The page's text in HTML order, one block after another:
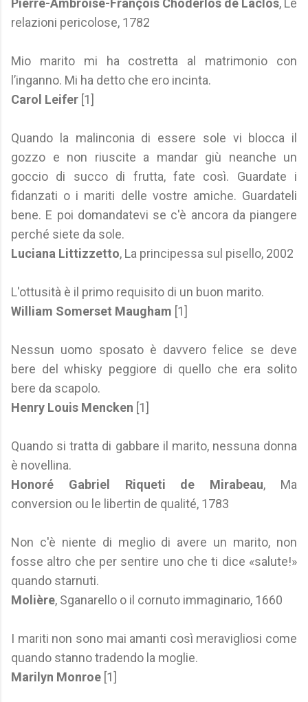
Pierre-Ambroise-François Choderlos de Laclos, Le
relazioni pericolose, 1782
Mio marito mi ha costretta al matrimonio con
l’inganno. Mi ha detto che ero incinta.
Carol Leifer [1]
Quando la malinconia di essere sole vi blocca il
gozzo e non riuscite a mandar giù neanche un
goccio di succo di frutta, fate così. Guardate i
fidanzati o i mariti delle vostre amiche. Guardateli
bene. E poi domandatevi se c'è ancora da piangere
perché siete da sole.
Luciana Littizzetto, La principessa sul pisello, 2002
L'ottusità è il primo requisito di un buon marito.
William Somerset Maugham [1]
Nessun uomo sposato è davvero felice se deve
bere del whisky peggiore di quello che era solito
bere da scapolo.
Henry Louis Mencken [1]
Quando si tratta di gabbare il marito, nessuna donna
è novellina.
Honoré Gabriel Riqueti de Mirabeau, Ma
conversion ou le libertin de qualité, 1783
Non c'è niente di meglio di avere un marito, non
fosse altro che per sentire uno che ti dice «salute!»
quando starnuti.
Molière, Sganarello o il cornuto immaginario, 1660
I mariti non sono mai amanti così meravigliosi come
quando stanno tradendo la moglie.
Marilyn Monroe [1]